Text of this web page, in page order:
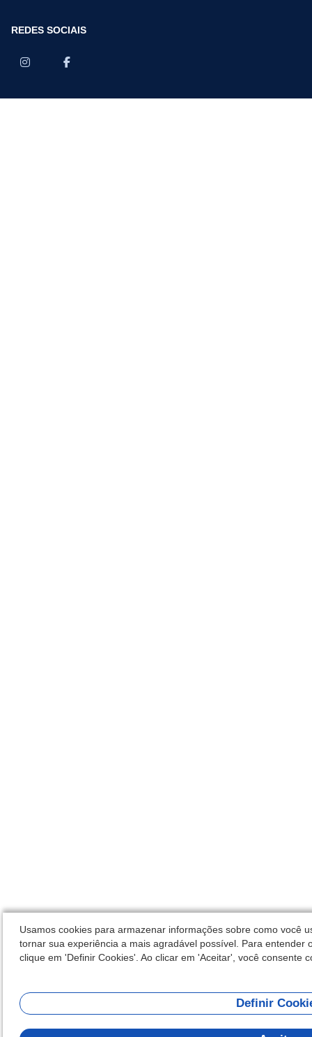
REDES SOCIAIS
Usamos cookies para armazenar informações sobre como você
tornar sua experiência a mais agradável possível. Para entender
clique em 'Definir Cookies'. Ao clicar em 'Aceitar', você consente
Definir